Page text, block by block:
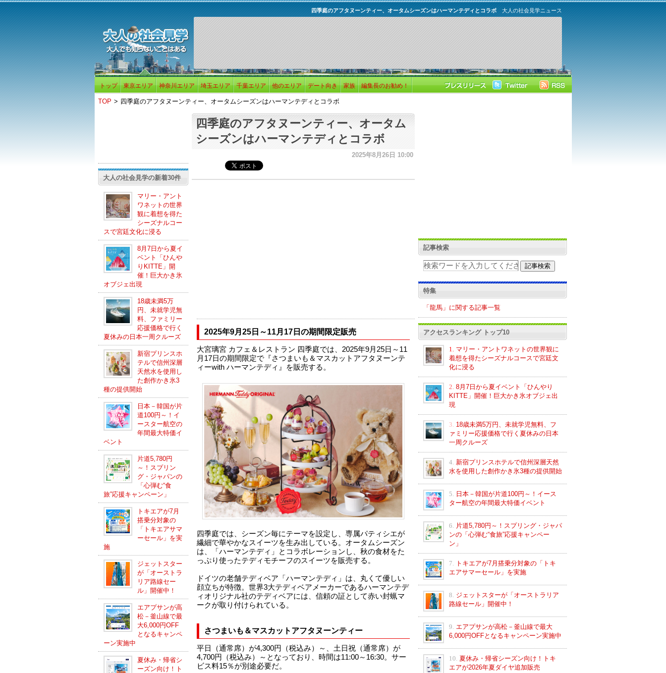
大人の社会見学ニュース
四季庭のアフタヌーンティー、オータムシーズンはハーマンテディとコラボ
トップ 東京エリア 神奈川エリア 埼玉エリア 千葉エリア 他のエリア デート向き 家族 編集長のお勧め！
TOP > 四季庭のアフタヌーンティー、オータムシーズンはハーマンテディとコラボ
大人の社会見学の新着30件
マリー・アント
ワネットの世界
観に着想を得た
シーズナルコー
スで宮廷文化に浸る
8月7日から夏イ
ベント「ひんや
りKITTE」開
催！巨大かき氷
オブジェ出現
18歳未満5万
円、未就学児無
料、ファミリー
応援価格で行く
夏休みの日本一周クルーズ
新宿プリンスホ
テルで信州深層
天然水を使用し
た創作かき氷3
種の提供開始
日本－韓国が片
道100円～！イ
ースター航空の
年間最大特価イ
ベント
片道5,780円
～！スプリン
グ・ジャパンの
「心弾む“食
旅”応援キャンペーン」
トキエアが7月
搭乗分対象の
「トキエアサマ
ーセール」を実
施
ジェットスター
が「オーストラ
リア路線セー
ル」開催中！
エアプサンが高
松－釜山線で最
大6,000円OFF
となるキャンペ
ーン実施中
夏休み・帰省シ
ーズン向け！ト
四季庭のアフタヌーンティー、オータム
シーズンはハーマンテディとコラボ
2025年8月26日 10:00
2025年9月25日～11月17日の期間限定販売
大宮璃宮 カフェ＆レストラン 四季庭では、2025年9月25日～11
月17日の期間限定で『さつまいも＆マスカットアフタヌーンテ
ィーwith ハーマンテディ』を販売する。
四季庭では、シーズン毎にテーマを設定し、専属パティシエが
繊細で華やかなスイーツを生み出している。オータムシーズン
は、「ハーマンテディ」とコラボレーションし、秋の食材をた
っぷり使ったテディモチーフのスイーツを販売する。
ドイツの老舗テディベア「ハーマンテディ」は、丸くて優しい
顔立ちが特徴。世界3大テディベアメーカーであるハーマンテデ
ィオリジナル社のテディベアには、信頼の証として赤い封蝋マ
ークが取り付けられている。
さつまいも＆マスカットアフタヌーンティー
平日（通常席）が4,300円（税込み）～、土日祝（通常席）が
4,700円（税込み）～となっており、時間は11:00～16:30。サー
ビス料15％が別途必要だ。
記事検索
特集
「龍馬」に関する記事一覧
アクセスランキング トップ10
1.
マリー・アントワネットの世界観に
着想を得たシーズナルコースで宮廷文
化に浸る
2. 8月7日から夏イベント「ひんやり
KITTE」開催！巨大かき氷オブジェ出
現
3. 18歳未満5万円、未就学児無料、フ
ァミリー応援価格で行く夏休みの日本
一周クルーズ
4. 新宿プリンスホテルで信州深層天然
水を使用した創作かき氷3種の提供開始
5.
日本－韓国が片道100円～！イース
ター航空の年間最大特価イベント
6.
片道5,780円～！スプリング・ジャパ
ンの「心弾む“食旅”応援キャンペー
ン」
7.
トキエアが7月搭乗分対象の「トキ
エアサマーセール」を実施
8. ジェットスターが「オーストラリア
路線セール」開催中！
9. エアプサンが高松－釜山線で最大
6,000円OFFとなるキャンペーン実施中
10. 夏休み・帰省シーズン向け！トキ
エアが2026年夏ダイヤ追加販売